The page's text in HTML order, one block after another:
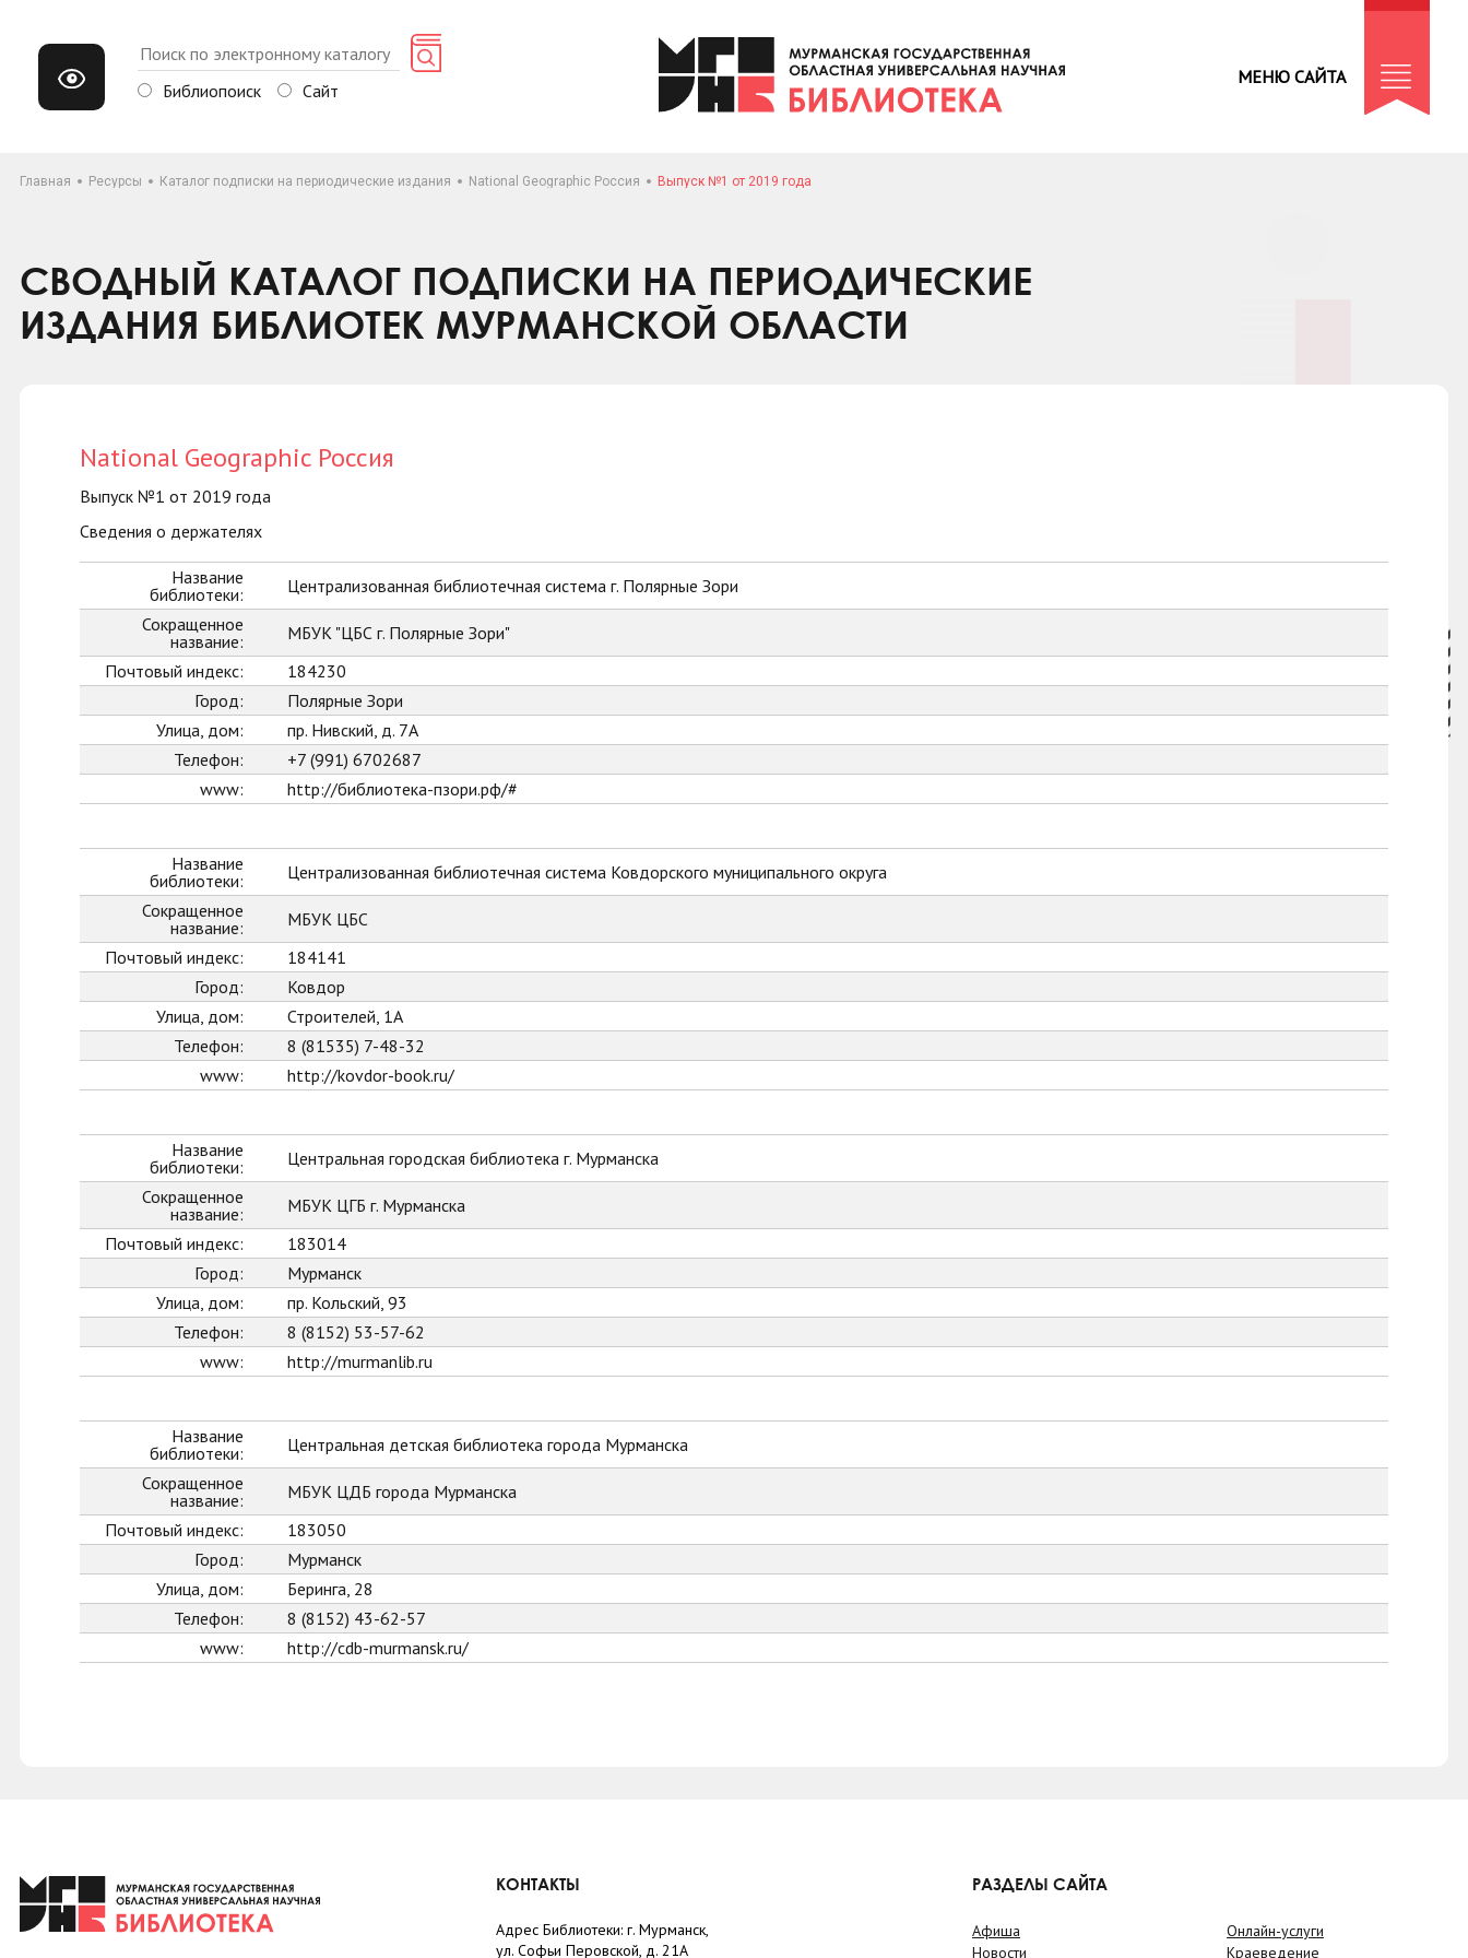
Библиопоиск Сайт
МЕНЮ САЙТА
Главная Ресурсы Каталог подписки на периодические издания National Geographic Россия Выпуск №1 от 2019 года
СВОДНЫЙ КАТАЛОГ ПОДПИСКИ НА ПЕРИОДИЧЕСКИЕ
ИЗДАНИЯ БИБЛИОТЕК МУРМАНСКОЙ ОБЛАСТИ
National Geographic Россия
Выпуск №1 от 2019 года
Сведения о держателях
Название
библиотеки:
Централизованная библиотечная система г. Полярные Зори
Сокращенное
название:
МБУК "ЦБС г. Полярные Зори"
Почтовый индекс:
184230
Город:
Полярные Зори
Улица, дом:
пр. Нивский, д. 7А
Телефон:
+7 (991) 6702687
www:
http://библиотека-пзори.рф/#
Название
библиотеки:
Централизованная библиотечная система Ковдорского муниципального округа
Сокращенное
название:
МБУК ЦБС
Почтовый индекс:
184141
Город:
Ковдор
Улица, дом:
Строителей, 1А
Телефон:
8 (81535) 7-48-32
www:
http://kovdor-book.ru/
Название
библиотеки:
Центральная городская библиотека г. Мурманска
Сокращенное
название:
МБУК ЦГБ г. Мурманска
Почтовый индекс:
183014
Город:
Мурманск
Улица, дом:
пр. Кольский, 93
Телефон:
8 (8152) 53-57-62
www:
http://murmanlib.ru
Название
библиотеки:
Центральная детская библиотека города Мурманска
Сокращенное
название:
МБУК ЦДБ города Мурманска
Почтовый индекс:
183050
Город:
Мурманск
Улица, дом:
Беринга, 28
Телефон:
8 (8152) 43-62-57
www:
http://cdb-murmansk.ru/
КОНТАКТЫ
Адрес Библиотеки: г. Мурманск,
ул. Софьи Перовской, д. 21А
РАЗДЕЛЫ САЙТА
Афиша
Новости
Онлайн-услуги
Краеведение